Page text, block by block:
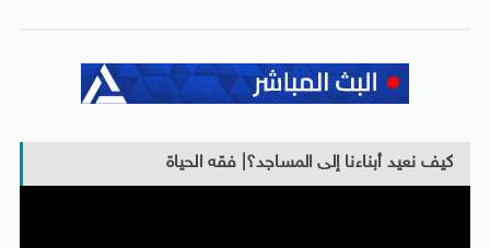
كيف نعيد أبناءنا إلى المساجد؟| فقه الحياة